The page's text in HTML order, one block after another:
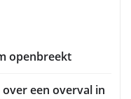
openbreekt
een overval in